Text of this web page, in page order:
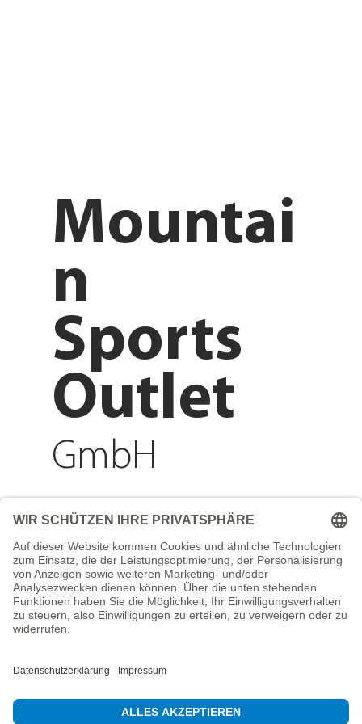
Adresse
Reichenberger Str. 1
84130 Dingolfing
Telefon
info@mountain-sports-
Mountai
n
Sports
Outlet
GmbH